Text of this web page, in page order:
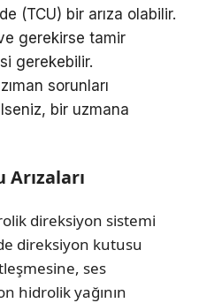
(TCU) bir arıza olabilir.
gerekirse tamir
gerekebilir.
sorunları
bir uzmana
direksiyon sistemi
direksiyon kutusu
ses
hidrolik yağının